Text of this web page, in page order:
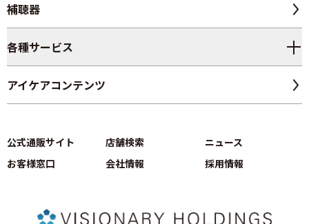
補聴器
各種サービス
アイケアコンテンツ
公式通販サイト 店舗検索
ニュース
お客様窓口
会社情報 採用情報